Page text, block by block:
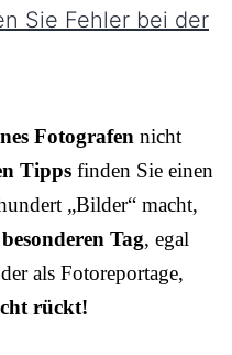
Sie Fehler bei der
Fotografen nicht
Tipps finden Sie einen
„Bilder“ macht,
Tag, egal
als Fotoreportage,
rückt!